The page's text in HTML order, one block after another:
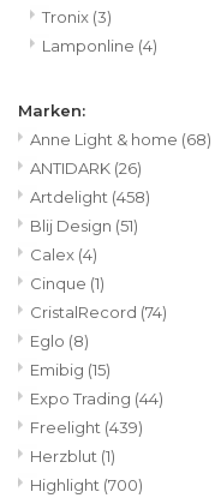
Tronix (3)
Lamponline (4)
Marken:
Anne Light & home (68)
ANTIDARK (26)
Artdelight (458)
Blij Design (51)
Calex (4)
Cinque (1)
CristalRecord (74)
Eglo (8)
Emibig (15)
Expo Trading (44)
Freelight (439)
Herzblut (1)
Highlight (700)